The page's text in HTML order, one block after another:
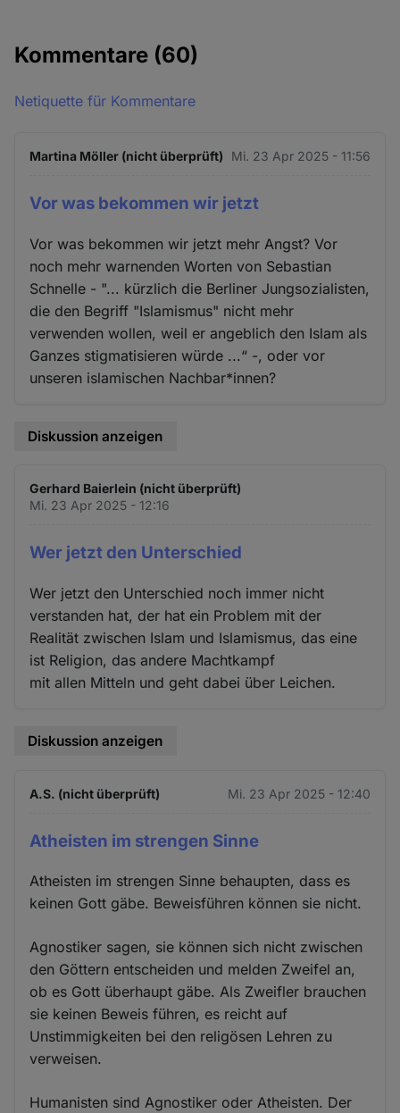
Kommentare (60)
Netiquette für Kommentare
Martina Möller (nicht überprüft) Mi. 23 Apr 2025 - 11:56
Vor was bekommen wir jetzt
Vor was bekommen wir jetzt mehr Angst? Vor
noch mehr warnenden Worten von Sebastian
Schnelle - "... kürzlich die Berliner Jungsozialisten,
die den Begriff "Islamismus" nicht mehr
verwenden wollen, weil er angeblich den Islam als
Ganzes stigmatisieren würde ...“ -, oder vor
unseren islamischen Nachbar*innen?
Diskussion anzeigen
Gerhard Baierlein (nicht überprüft)
Mi. 23 Apr 2025 - 12:16
Wer jetzt den Unterschied
Wer jetzt den Unterschied noch immer nicht
verstanden hat, der hat ein Problem mit der
Realität zwischen Islam und Islamismus, das eine
ist Religion, das andere Machtkampf
mit allen Mitteln und geht dabei über Leichen.
Diskussion anzeigen
A.S. (nicht überprüft) Mi. 23 Apr 2025 - 12:40
Atheisten im strengen Sinne
Atheisten im strengen Sinne behaupten, dass es
keinen Gott gäbe. Beweisführen können sie nicht.
Agnostiker sagen, sie können sich nicht zwischen
den Göttern entscheiden und melden Zweifel an,
ob es Gott überhaupt gäbe. Als Zweifler brauchen
sie keinen Beweis führen, es reicht auf
Unstimmigkeiten bei den religösen Lehren zu
verweisen.
Humanisten sind Agnostiker oder Atheisten. Der